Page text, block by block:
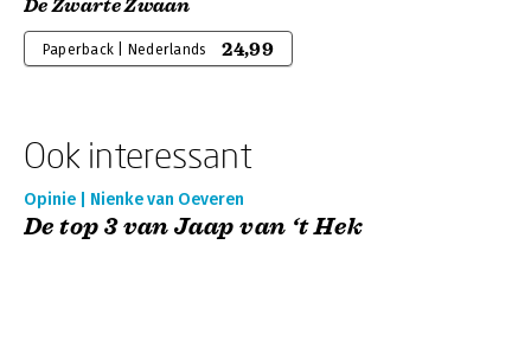
De Zwarte Zwaan
Paperback | Nederlands 24,99
Ook interessant
Opinie | Nienke van Oeveren
De top 3 van Jaap van ‘t Hek